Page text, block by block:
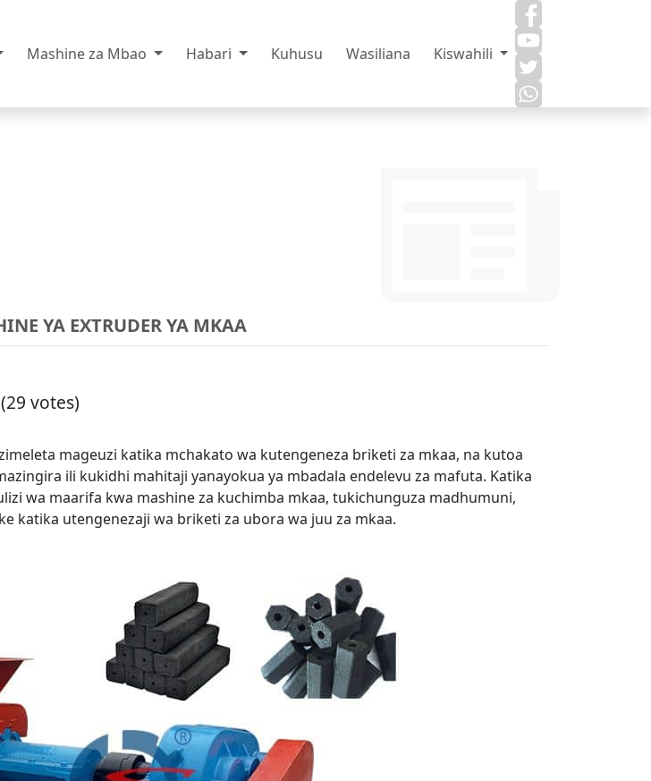
Mashine za Mbao Habari Kuhusu Wasiliana Kiswahili
YA EXTRUDER YA MKAA
votes)
mageuzi katika mchakato wa kutengeneza briketi za mkaa, na kutoa
ili kukidhi mahitaji yanayokua ya mbadala endelevu za mafuta. Katika
wa maarifa kwa mashine za kuchimba mkaa, tukichunguza madhumuni,
katika utengenezaji wa briketi za ubora wa juu za mkaa.